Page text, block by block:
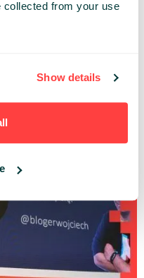
collected from your use
Show details